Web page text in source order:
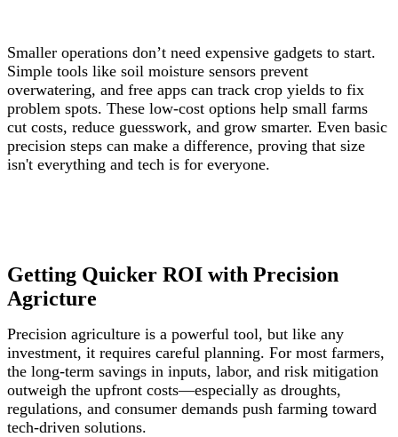
Smaller operations don’t need expensive gadgets to start.
Simple tools like soil moisture sensors prevent
overwatering, and free apps can track crop yields to fix
problem spots. These low-cost options help small farms
cut costs, reduce guesswork, and grow smarter. Even basic
precision steps can make a difference, proving that size
isn't everything and tech is for everyone.
Getting Quicker ROI with Precision
Agricture
Precision agriculture is a powerful tool, but like any
investment, it requires careful planning. For most farmers,
the long-term savings in inputs, labor, and risk mitigation
outweigh the upfront costs—especially as droughts,
regulations, and consumer demands push farming toward
tech-driven solutions.